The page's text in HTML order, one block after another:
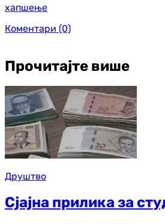
хапшење
Коментари (0)
Прочитајте више
Друштво
Сјајна прилика за